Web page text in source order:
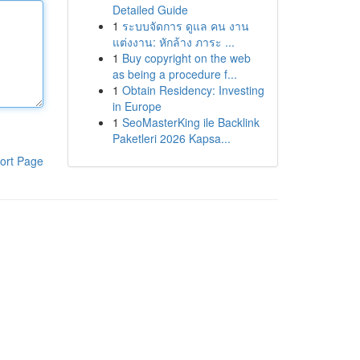
Page
Detailed Guide
1 ระบบจัดการ ดูแล คน งาน
แต่งงาน: หักล้าง ภาระ ...
1 Buy copyright on the web
as being a procedure f...
1 Obtain Residency: Investing
in Europe
1 SeoMasterKing ile Backlink
Paketleri 2026 Kapsa...